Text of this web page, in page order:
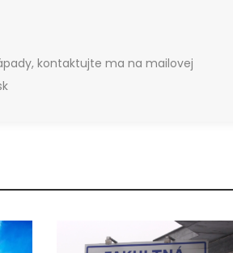
kontaktujte ma na mailovej